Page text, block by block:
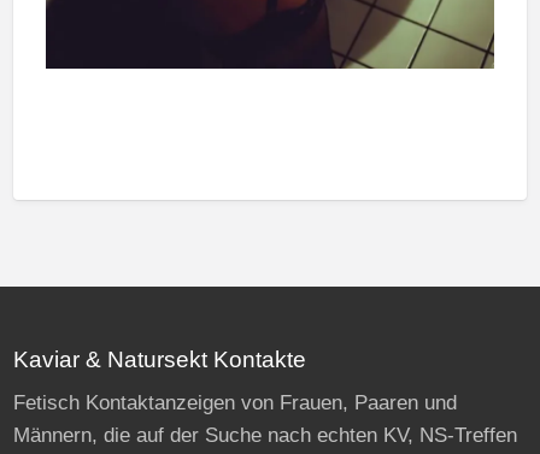
Kaviar & Natursekt Kontakte
Fetisch Kontaktanzeigen von Frauen, Paaren und
Männern, die auf der Suche nach echten KV, NS-Treffen